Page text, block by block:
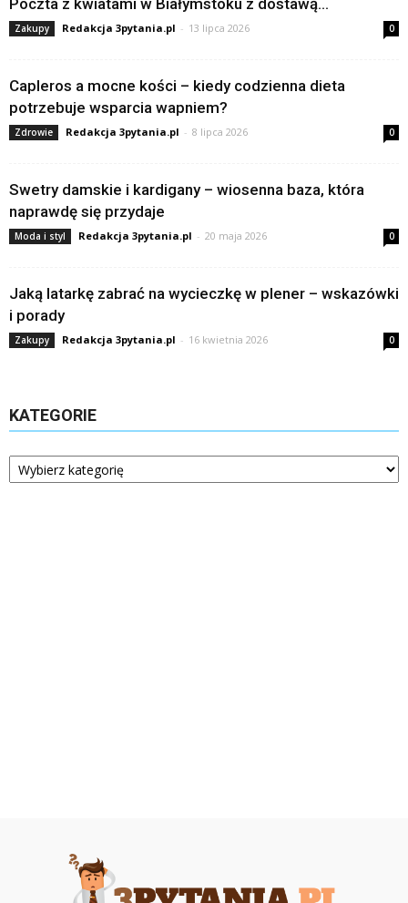
Poczta z kwiatami w Białymstoku z dostawą...
Zakupy Redakcja 3pytania.pl - 13 lipca 2026 0
Capleros a mocne kości – kiedy codzienna dieta
potrzebuje wsparcia wapniem?
Zdrowie Redakcja 3pytania.pl - 8 lipca 2026 0
Swetry damskie i kardigany – wiosenna baza, która
naprawdę się przydaje
Moda i styl Redakcja 3pytania.pl - 20 maja 2026 0
Jaką latarkę zabrać na wycieczkę w plener – wskazówki
i porady
Zakupy Redakcja 3pytania.pl - 16 kwietnia 2026 0
KATEGORIE
Kategorie